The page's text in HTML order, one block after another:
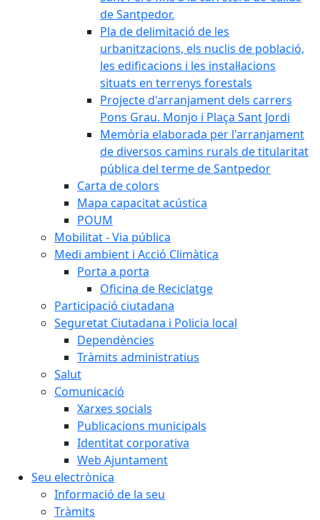
de Santpedor.
Pla de delimitació de les
urbanitzacions, els nuclis de població,
les edificacions i les instal·lacions
situats en terrenys forestals
Projecte d'arranjament dels carrers
Pons Grau. Monjo i Plaça Sant Jordi
Memòria elaborada per l'arranjament
de diversos camins rurals de titularitat
pública del terme de Santpedor
Carta de colors
Mapa capacitat acústica
POUM
Mobilitat - Via pública
Medi ambient i Acció Climàtica
Porta a porta
Oficina de Reciclatge
Participació ciutadana
Seguretat Ciutadana i Policia local
Dependències
Tràmits administratius
Salut
Comunicació
Xarxes socials
Publicacions municipals
Identitat corporativa
Web Ajuntament
Seu electrònica
Informació de la seu
Tràmits